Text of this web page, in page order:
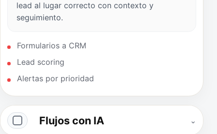
lead al lugar correcto con contexto y
seguimiento.
Formularios a CRM
Lead scoring
Alertas por prioridad
Flujos con IA ⌄